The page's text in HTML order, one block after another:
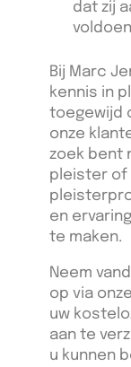
dat zij
voldoen
Bij Marc
kennis in
toegewijd
onze
zoek bent
pleister of
en
te maken.
Neem
op via
uw
aan te
u kunnen